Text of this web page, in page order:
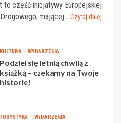
to część inicjatywy Europejskiej
mającej... Czytaj dalej
KULTURA WYDARZENIA
Podziel się letnią chwilą z
książką – czekamy na Twoje
historie!
TURYSTYKA WYDARZENIA